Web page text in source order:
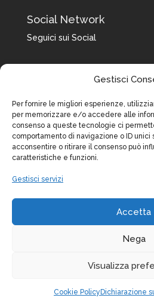
Gestisci
Per fornire le migliori esperienze,
per memorizzare e/o accedere alle
consenso a queste tecnologie ci
comportamento di navigazione o ID unici
acconsentire o ritirare il consenso può
caratteristiche e funzioni.
Gestisci servizi
Accetta
Nega
Visualizza
Cookie Policy Dichiarazione
Social Network
Seguici sui Social
© 2026 | SLOP Scuola Lombarda